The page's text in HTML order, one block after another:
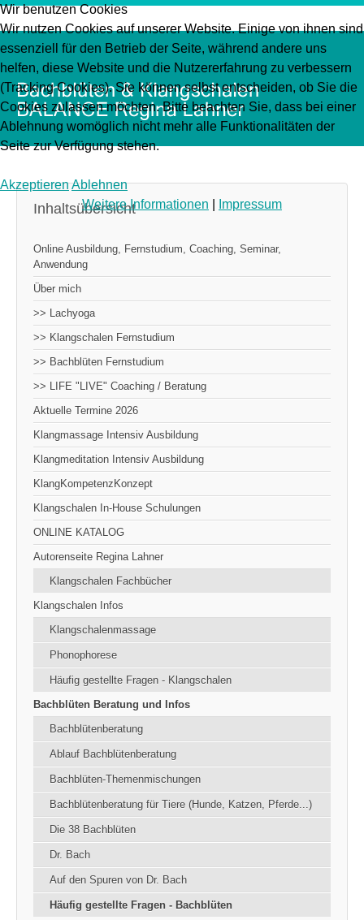
Inhaltsübersicht
Online Ausbildung, Fernstudium, Coaching, Seminar,
Anwendung
Über mich
>> Lachyoga
>> Klangschalen Fernstudium
>> Bachblüten Fernstudium
>> LIFE "LIVE" Coaching / Beratung
Aktuelle Termine 2026
Klangmassage Intensiv Ausbildung
Klangmeditation Intensiv Ausbildung
KlangKompetenzKonzept
Klangschalen In-House Schulungen
ONLINE KATALOG
Autorenseite Regina Lahner
Klangschalen Fachbücher
Klangschalen Infos
Klangschalenmassage
Phonophorese
Häufig gestellte Fragen - Klangschalen
Bachblüten Beratung und Infos
Bachblütenberatung
Ablauf Bachblütenberatung
Bachblüten-Themenmischungen
Bachblütenberatung für Tiere (Hunde, Katzen, Pferde...)
Die 38 Bachblüten
Dr. Bach
Auf den Spuren von Dr. Bach
Häufig gestellte Fragen - Bachblüten
Wir benutzen Cookies
Wir nutzen Cookies auf unserer Website. Einige von ihnen sind
essenziell für den Betrieb der Seite, während andere uns
helfen, diese Website und die Nutzererfahrung zu verbessern
(Tracking Cookies). Sie können selbst entscheiden, ob Sie die
Cookies zulassen möchten. Bitte beachten Sie, dass bei einer
Ablehnung womöglich nicht mehr alle Funktionalitäten der
Seite zur Verfügung stehen.
AkzeptierenAblehnen
Weitere Informationen
Impressum